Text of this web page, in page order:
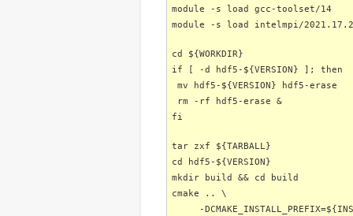
module -s load gcc-toolset/14
module -s load intelmpi/2021.17.2
cd ${WORKDIR}
if [ -d hdf5-${VERSION} ]; then
mv hdf5-${VERSION} hdf5-erase
rm -rf hdf5-erase &
fi
tar zxf ${TARBALL}
cd hdf5-${VERSION}
mkdir build && cd build
cmake .. \
-